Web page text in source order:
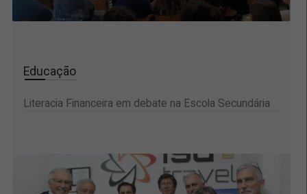
Educação
Literacia Financeira em debate na Escola Secundária